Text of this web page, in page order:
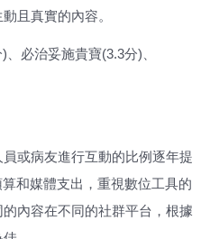
且真實的內容。
必治妥施貴寶(3.3分)、
或病友進行互動的比例逐年提
和媒體支出，重視數位工具的
內容在不同的社群平台，根據